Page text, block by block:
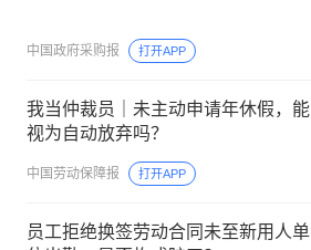
中国政府采购报 打开APP
我当仲裁员｜未主动申请年休假，能
视为自动放弃吗？
中国劳动保障报 打开APP
员工拒绝换签劳动合同未至新用人单